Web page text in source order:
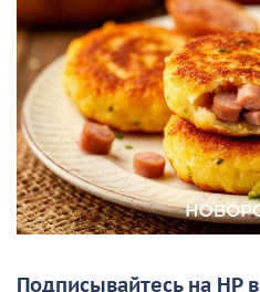
Подписывайтесь на НР в